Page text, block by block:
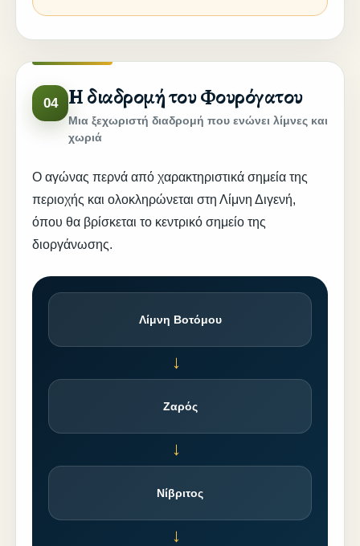
04 Η διαδρομή του Φουρόγατου
Μια ξεχωριστή διαδρομή που ενώνει λίμνες και
χωριά
Ο αγώνας περνά από χαρακτηριστικά σημεία της
περιοχής και ολοκληρώνεται στη Λίμνη Διγενή,
όπου θα βρίσκεται το κεντρικό σημείο της
διοργάνωσης.
Λίμνη Βοτόμου
→
Ζαρός
→
Νίβριτος
→